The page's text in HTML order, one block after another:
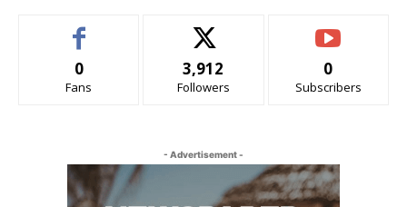
0
Fans
3,912
Followers
0
Subscribers
- Advertisement -